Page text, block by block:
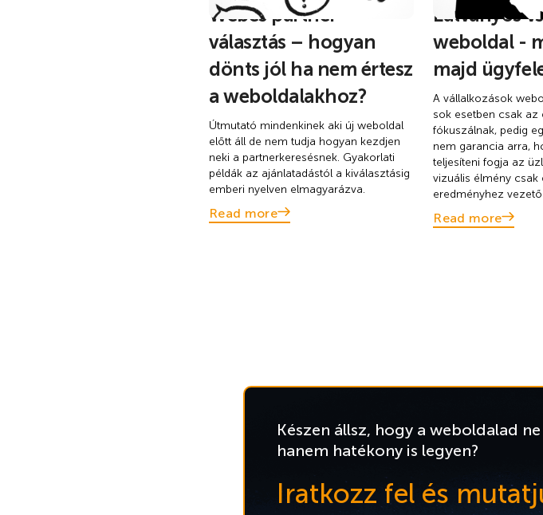
Webes partner
választás – hogyan
dönts jól ha nem értesz
a weboldalakhoz?
Útmutató mindenkinek aki új weboldal
előtt áll de nem tudja hogyan kezdjen
neki a partnerkeresésnek. Gyakorlati
példák az ajánlatadástól a kiválasztásig
emberi nyelven elmagyarázva.
Read more
Látványos
weboldal -
majd
A vállalkozások
sok esetben csak az
fókuszálnak, pedig
nem garancia arra,
teljesíteni fogja az
vizuális élmény csak
eredményhez
Read more
Készen állsz, hogy a weboldalad
hanem hatékony is legyen?
Iratkozz fel és